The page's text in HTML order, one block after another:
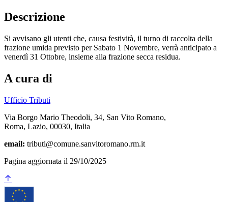
Descrizione
Si avvisano gli utenti che, causa festività, il turno di raccolta della
frazione umida previsto per Sabato 1 Novembre, verrà anticipato a
venerdì 31 Ottobre, insieme alla frazione secca residua.
A cura di
Ufficio Tributi
Via Borgo Mario Theodoli, 34, San Vito Romano,
Roma, Lazio, 00030, Italia
email: tributi@comune.sanvitoromano.rm.it
Pagina aggiornata il 29/10/2025